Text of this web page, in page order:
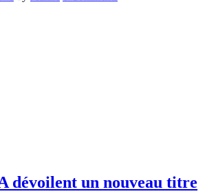
dévoilent un nouveau titre